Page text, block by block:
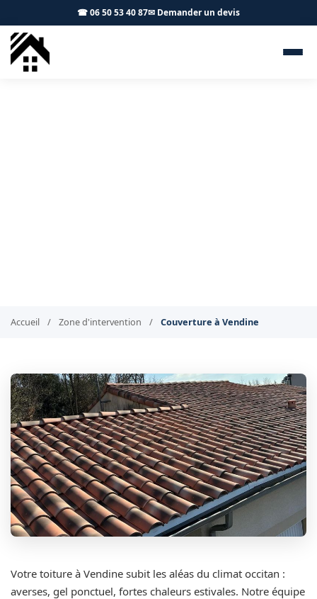
☎ 06 50 53 40 87✉ Demander un devis
Accueil / Zone d'intervention / Couverture à Vendine
Votre toiture à Vendine subit les aléas du climat occitan :
averses, gel ponctuel, fortes chaleurs estivales. Notre équipe